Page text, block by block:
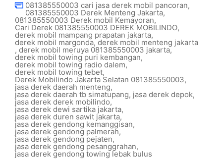
081385550003 cari jasa derek mobil pancoran,
081385550003 Derek Menteng Jakarta,
081385550003 Derek mobil Kemayoran,
Cari Derek 081385550003 DEREK MOBILINDO,
derek mobil mampang prapatan jakarta,
derek mobil margonda,derek mobil menteng jakarta
, derek mobil meruya 081385550003 jakarta,
derek mobil towing puri kembangan,
derek mobil towing radio dalem,
derek mobil towing tebet,
Derek Mobilindo Jakarta Selatan 081385550003,
jasa derek daerah menteng,
jasa derek daerah tb simatupang, jasa derek depok,
jasa derek derek mobilindo,
jasa derek dewi sartika jakarta,
jasa derek duren sawit jakarta,
jasa derek gendong kemanggisan,
jasa derek gendong palmerah,
jasa derek gendong pejaten,
jasa derek gendong pesanggrahan,
jasa derek gendong towing lebak bulus